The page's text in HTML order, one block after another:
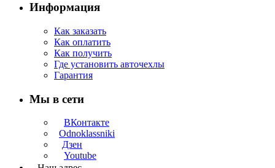
Информация
Как заказать
Как оплатить
Как получить
Где установить авточехлы
Гарантия
Мы в сети
ВКонтакте
Odnoklassniki
Дзен
Youtube